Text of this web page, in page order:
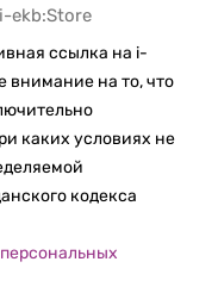
ekb:Store
ссылка на i-
внимание на то, что
каких условиях не
кодекса